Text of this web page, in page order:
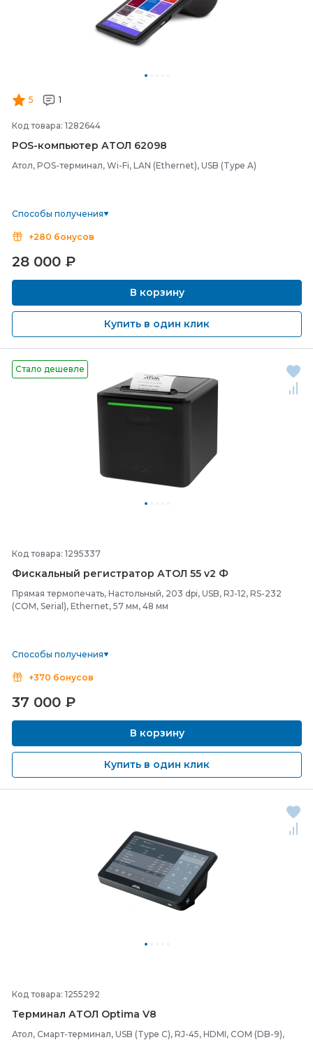
5 1
Код товара: 1282644
POS-компьютер АТОЛ 62098
Атол, POS-терминал, Wi-Fi, LAN (Ethernet), USB (Type A)
Способы получения
+280 бонусов
28 000 ₽
В корзину
Купить в один клик
Стало дешевле
Код товара: 1295337
Фискальный регистратор АТОЛ 55 v2 Ф
Прямая термопечать, Настольный, 203 dpi, USB, RJ-12, RS-232
(COM, Serial), Ethernet, 57 мм, 48 мм
Способы получения
+370 бонусов
37 000 ₽
В корзину
Купить в один клик
Код товара: 1255292
Терминал АТОЛ Optima V8
Атол, Смарт-терминал, USB (Type C), RJ-45, HDMI, COM (DB-9),